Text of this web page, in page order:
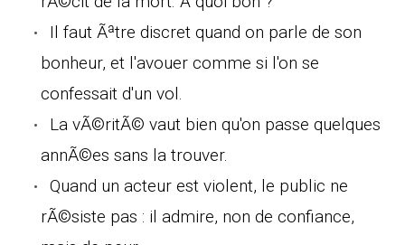
Il faut Ãªtre discret quand on parle de son
bonheur, et l'avouer comme si l'on se
confessait d'un vol.
La vÃ©ritÃ© vaut bien qu'on passe quelques
annÃ©es sans la trouver.
Quand un acteur est violent, le public ne
rÃ©siste pas : il admire, non de confiance,